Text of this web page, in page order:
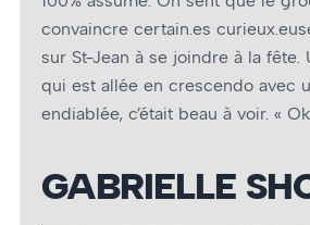
convaincre certain.es
sur St-Jean à se joindre à la fête.
qui est allée en crescendo avec
endiablée, c’était beau à voir. «
GABRIELLE